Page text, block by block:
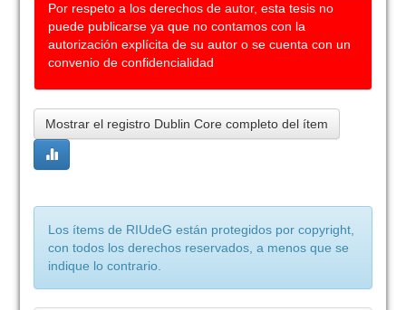
Por respeto a los derechos de autor, esta tesis no
puede publicarse ya que no contamos con la
autorización explícita de su autor o se cuenta con un
convenio de confidencialidad
Mostrar el registro Dublin Core completo del ítem
Los ítems de RIUdeG están protegidos por copyright,
con todos los derechos reservados, a menos que se
indique lo contrario.